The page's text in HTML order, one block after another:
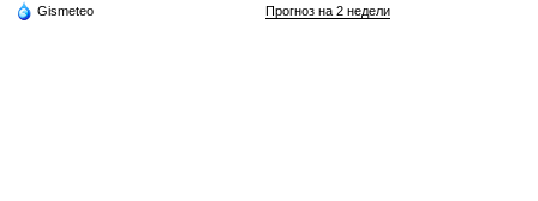
Gismeteo Прогноз на 2 недели